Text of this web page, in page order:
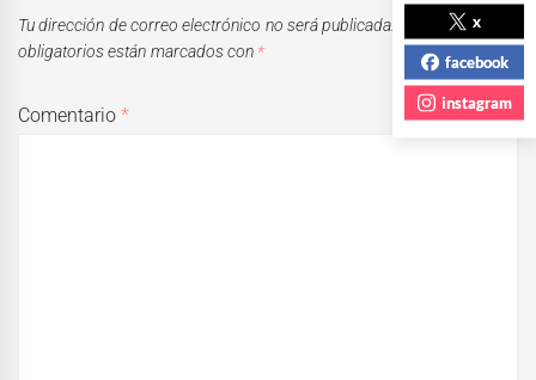
Tu dirección de correo electrónico no será publicada.
Los campos
obligatorios están marcados con *
Comentario*
x
facebook
instagram